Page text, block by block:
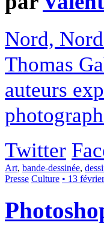
Nord,
Thomas
auteurs
Twitter
Art, bande-dessinée,
Presse Culture • 13